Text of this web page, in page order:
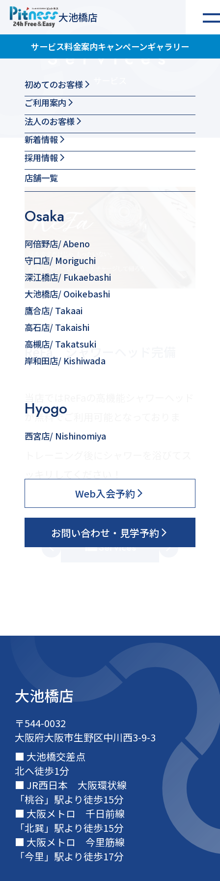
大池橋店
サービス料金案内キャンペーンギャラリー
初めてのお客様
ご利用案内
法人のお客様
新着情報
採用情報
店舗一覧
Osaka
阿倍野店/ Abeno
守口店/ Moriguchi
深江橋店/ Fukaebashi
大池橋店/ Ooikebashi
鷹合店/ Takaai
高石店/ Takaishi
高槻店/ Takatsuki
岸和田店/ Kishiwada
Hyogo
西宮店/ Nishinomiya
Web入会予約
お問い合わせ・見学予約
Services
ReFa シャワーヘッド完備
2025 / 08 / 23
が無料でご利用可能となっておりま
す。
arrow_back_ios Services arrow_forward_ios
大池橋店
〒544-0032
大阪府大阪市生野区中川西3-9-3
大池橋交差点
北へ徒歩1分
JR西日本 大阪環状線
「桃谷」駅より徒歩15分
大阪メトロ 千日前線
「北巽」駅より徒歩15分
大阪メトロ 今里筋線
「今里」駅より徒歩17分